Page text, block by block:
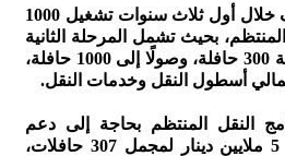
وأكد أن المشروع يستهدف خلال أول ثلاث سنوات تشغيل 1000
بحيث تشمل المرحلة الثانية
180 حافلة، والمرحلة الثالثة 300 حافلة، وصولًا إلى 1000 حافلة،
النقل المنتظم بحاجة إلى دعم
مالي، تبلغ قيمته السنوية 5 ملايين دينار لمجمل 307 حافلات،